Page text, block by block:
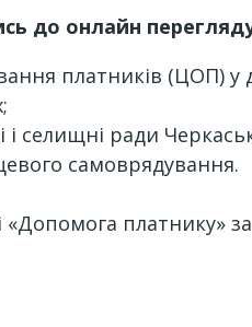
до онлайн
платників (ЦОП) у
і селищні ради
самоврядування.
«Допомога